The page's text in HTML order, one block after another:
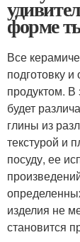
форме
Все
подготовку
продуктом. В
будет
глины из
текстурой и
посуду, ее
изделия не
становится